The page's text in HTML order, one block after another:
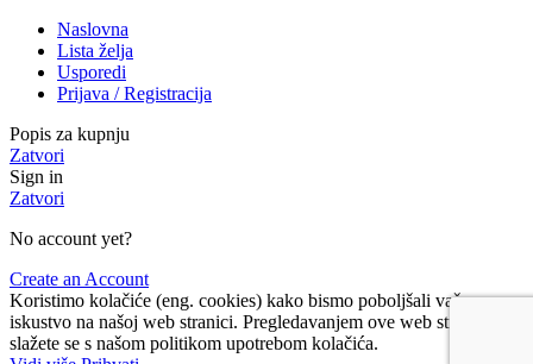
Naslovna
Lista želja
Usporedi
Prijava / Registracija
Popis za kupnju
Zatvori
Sign in
Zatvori
No account yet?
Create an Account
Koristimo kolačiće (eng. cookies) kako bismo poboljšali vaše
iskustvo na našoj web stranici. Pregledavanjem ove web stranice
slažete se s našom politikom upotrebom kolačića.